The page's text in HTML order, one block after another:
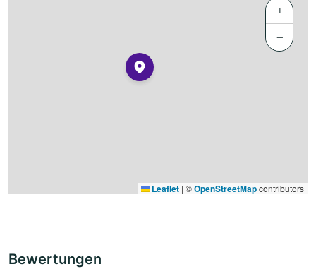
+
−
Leaflet | ©OpenStreetMapcontributors
Bewertungen